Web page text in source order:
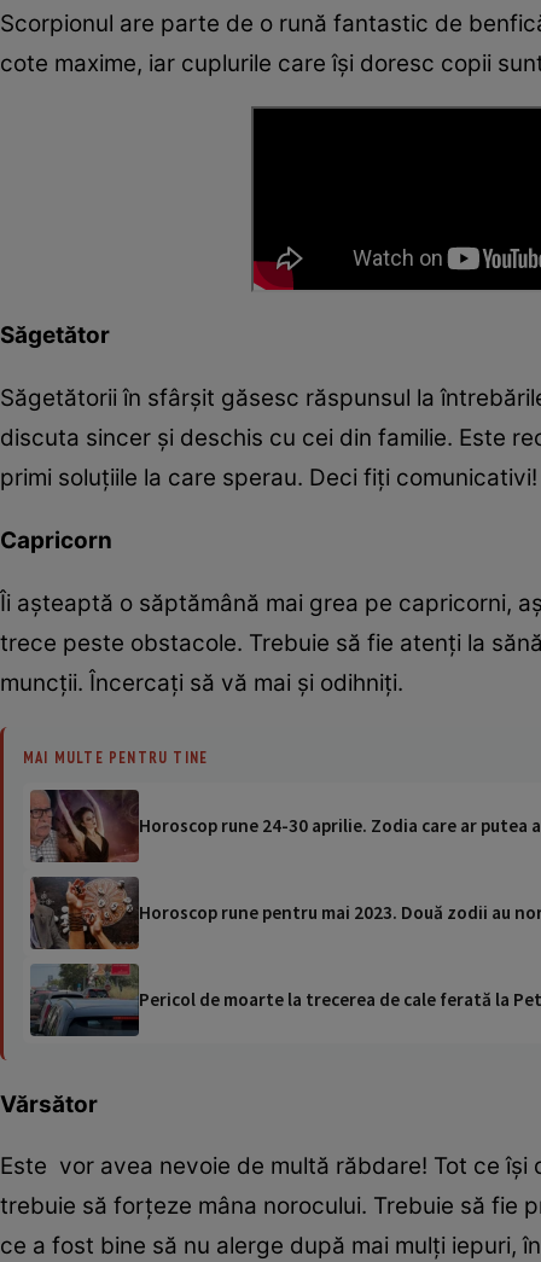
Scorpionul are parte de o rună fantastic de
cote maxime, iar cuplurile care își doresc copii
Săgetător
Săgetătorii în sfârșit găsesc răspunsul la
discuta sincer și deschis cu cei din familie. Este
primi soluțiile la care sperau. Deci fiți comunicativi!
Capricorn
Îi așteaptă o săptămână mai grea pe capricorni,
trece peste obstacole. Trebuie să fie atenți la
muncții. Încercați să vă mai și odihniți.
MAI MULTE PENTRU TINE
Horoscop rune 24-30 aprilie. Zodia care ar
Horoscop rune pentru mai 2023. Două zodii au
Pericol de moarte la trecerea de cale ferată la
Vărsător
Este vor avea nevoie de multă răbdare! Tot ce
trebuie să forțeze mâna norocului. Trebuie să fie
ce a fost bine să nu alerge după mai mulți iepuri,